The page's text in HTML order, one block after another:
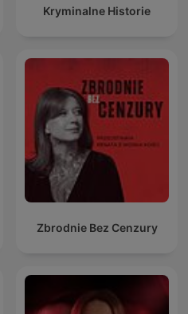
Kryminalne Historie
Zbrodnie Bez Cenzury